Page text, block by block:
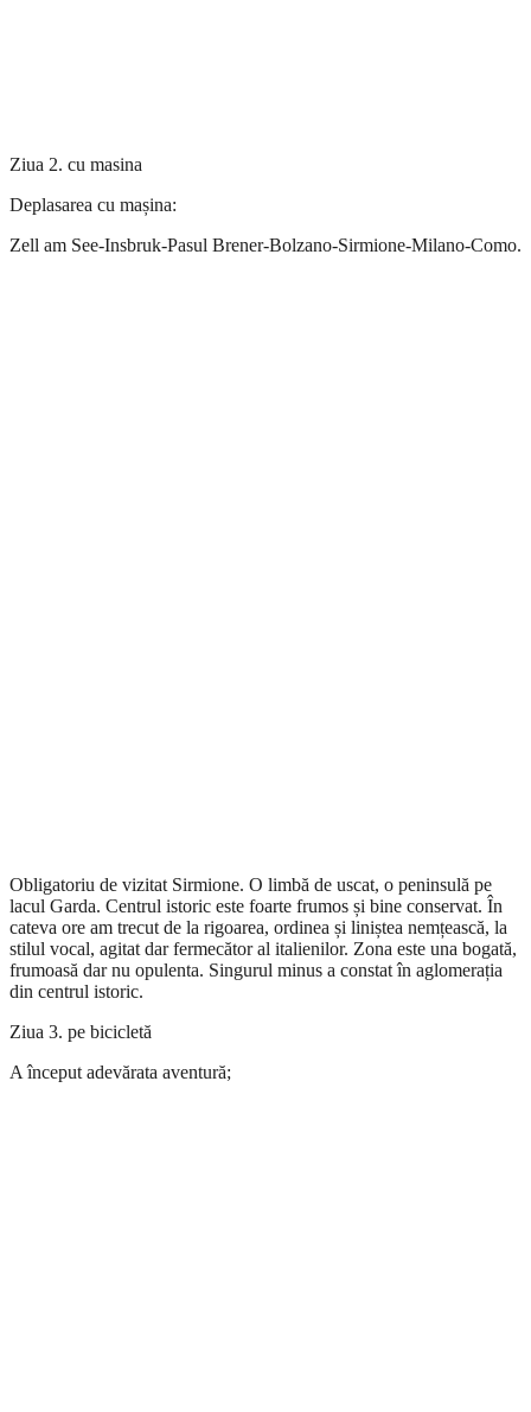
Ziua 2. cu masina
Deplasarea cu mașina:
Zell am See-Insbruk-Pasul Brener-Bolzano-Sirmione-Milano-Como.
Obligatoriu de vizitat Sirmione. O limbă de uscat, o peninsulă pe
lacul Garda. Centrul istoric este foarte frumos și bine conservat. În
cateva ore am trecut de la rigoarea, ordinea și liniștea nemțească, la
stilul vocal, agitat dar fermecător al italienilor. Zona este una bogată,
frumoasă dar nu opulenta. Singurul minus a constat în aglomerația
din centrul istoric.
Ziua 3. pe bicicletă
A început adevărata aventură;